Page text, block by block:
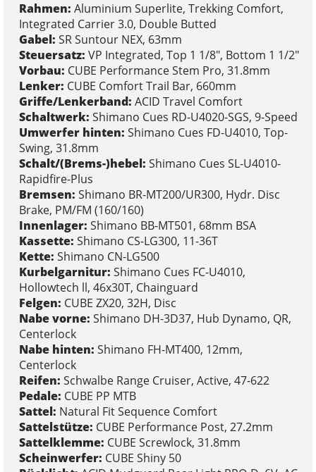
Rahmen: Aluminium Superlite, Trekking Comfort,
Integrated Carrier 3.0, Double Butted
Gabel: SR Suntour NEX, 63mm
Steuersatz: VP Integrated, Top 1 1/8", Bottom 1 1/2"
Vorbau: CUBE Performance Stem Pro, 31.8mm
Lenker: CUBE Comfort Trail Bar, 660mm
Griffe/Lenkerband: ACID Travel Comfort
Schaltwerk: Shimano Cues RD-U4020-SGS, 9-Speed
Umwerfer hinten: Shimano Cues FD-U4010, Top-
Swing, 31.8mm
Schalt/(Brems-)hebel: Shimano Cues SL-U4010-
Rapidfire-Plus
Bremsen: Shimano BR-MT200/UR300, Hydr. Disc
Brake, PM/FM (160/160)
Innenlager: Shimano BB-MT501, 68mm BSA
Kassette: Shimano CS-LG300, 11-36T
Kette: Shimano CN-LG500
Kurbelgarnitur: Shimano Cues FC-U4010,
Hollowtech ll, 46x30T, Chainguard
Felgen: CUBE ZX20, 32H, Disc
Nabe vorne: Shimano DH-3D37, Hub Dynamo, QR,
Centerlock
Nabe hinten: Shimano FH-MT400, 12mm,
Centerlock
Reifen: Schwalbe Range Cruiser, Active, 47-622
Pedale: CUBE PP MTB
Sattel: Natural Fit Sequence Comfort
Sattelstütze: CUBE Performance Post, 27.2mm
Sattelklemme: CUBE Screwlock, 31.8mm
Scheinwerfer: CUBE Shiny 50